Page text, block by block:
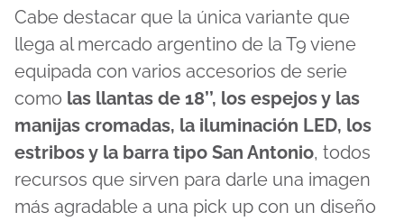
Cabe destacar que la única variante que
llega al mercado argentino de la T9 viene
equipada con varios accesorios de serie
como las llantas de 18’’, los espejos y las
manijas cromadas, la iluminación LED, los
estribos y la barra tipo San Antonio, todos
recursos que sirven para darle una imagen
más agradable a una pick up con un diseño